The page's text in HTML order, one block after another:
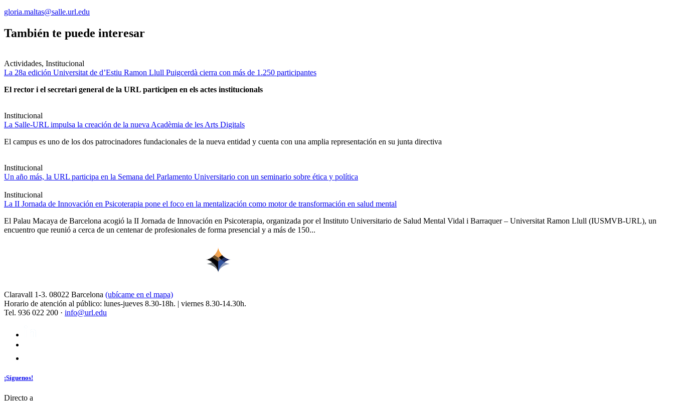
gloria.maltas@salle.url.edu
También te puede interesar
Actividades, Institucional
La 28a edición Universitat de d’Estiu Ramon Llull Puigcerdà cierra con más de 1.250 participantes
El rector i el secretari general de la URL participen en els actes institucionals
Institucional
La Salle-URL impulsa la creación de la nueva Acadèmia de les Arts Digitals
El campus es uno de los dos patrocinadores fundacionales de la nueva entidad y cuenta con una amplia representación en su junta directiva
Institucional
Un año más, la URL participa en la Semana del Parlamento Universitario con un seminario sobre ética y política
Institucional
La II Jornada de Innovación en Psicoterapia pone el foco en la mentalización como motor de transformación en salud mental
El Palau Macaya de Barcelona acogió la II Jornada de Innovación en Psicoterapia, organizada por el Instituto Universitario de Salud Mental Vidal i Barraquer – Universitat Ramon Llull (IUSMVB-URL), un
encuentro que reunió a cerca de un centenar de profesionales de forma presencial y a más de 150...
Claravall 1-3. 08022 Barcelona (ubícame en el mapa)
Horario de atención al público: lunes-jueves 8.30-18h. | viernes 8.30-14.30h.
Tel. 936 022 200 · info@url.edu
¡Síguenos!
Directo a